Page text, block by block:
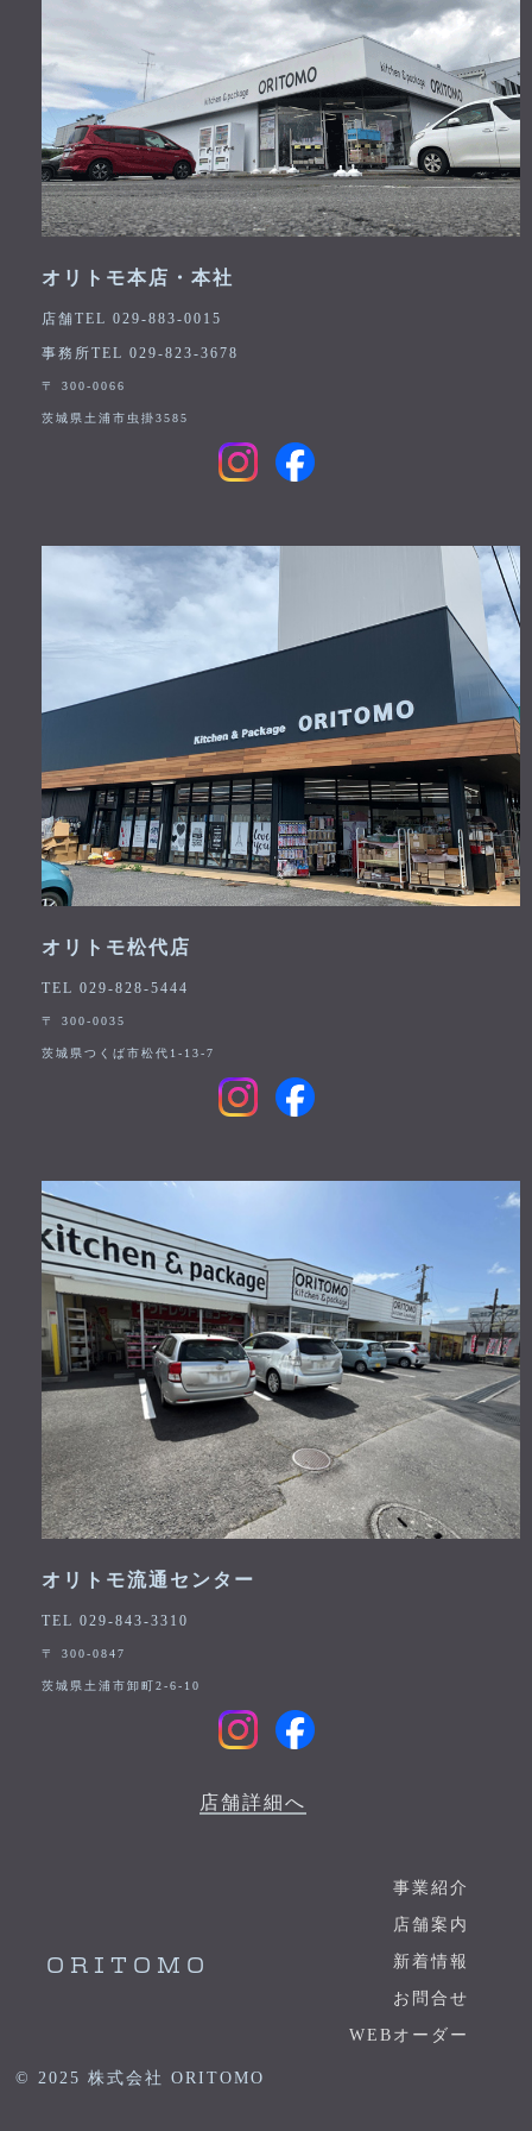
オリトモ本店・本社
店舗TEL 029-883-0015
事務所TEL 029-823-3678
〒 300-0066
茨城県土浦市虫掛3585
オリトモ松代店
TEL 029-828-5444
〒 300-0035
茨城県つくば市松代1-13-7
オリトモ流通センター
TEL 029-843-3310
〒 300-0847
茨城県土浦市卸町2-6-10
店舗詳細へ
ORITOMO
事業紹介
店舗案内
新着情報
お問合せ
WEBオーダー
© 2025 株式会社 ORITOMO